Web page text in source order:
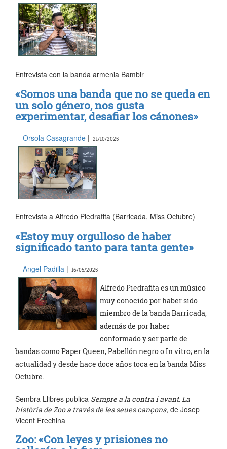
Entrevista con la banda armenia Bambir
«Somos una banda que no se queda en
un solo género, nos gusta
experimentar, desafiar los cánones»
Orsola Casagrande | 21/10/2025
Entrevista a Alfredo Piedrafita (Barricada, Miss Octubre)
«Estoy muy orgulloso de haber
significado tanto para tanta gente»
Angel Padilla | 16/05/2025
Alfredo Piedrafita es un músico
muy conocido por haber sido
miembro de la banda Barricada,
además de por haber
conformado y ser parte de
bandas como Paper Queen, Pabellón negro o In vitro; en la
actualidad y desde hace doce años toca en la banda Miss
Octubre.
Sembra Llibres publica Sempre a la contra i avant. La
història de Zoo a través de les seues cançons, de Josep
Vicent Frechina
Zoo: «Con leyes y prisiones no